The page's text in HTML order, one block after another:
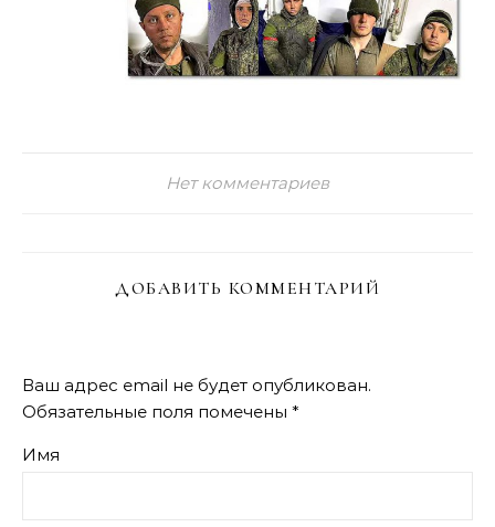
Нет комментариев
ДОБАВИТЬ КОММЕНТАРИЙ
Ваш адрес email не будет опубликован.
Обязательные поля помечены *
Имя